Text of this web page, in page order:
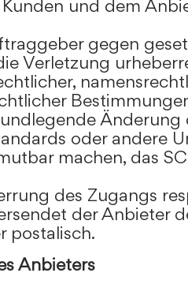
und dem
gegen
Verletzung
Änderung
oder andere
machen, das
des Zugangs
der Anbieter
postalisch.
Anbieters